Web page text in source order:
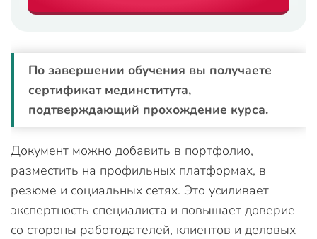
По завершении обучения вы получаете
сертификат мединститута,
подтверждающий прохождение курса.
Документ можно добавить в портфолио,
разместить на профильных платформах, в
резюме и социальных сетях. Это усиливает
экспертность специалиста и повышает доверие
со стороны работодателей, клиентов и деловых